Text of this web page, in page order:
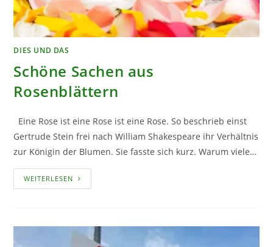
DIES UND DAS
Schöne Sachen aus
Rosenblättern
Eine Rose ist eine Rose ist eine Rose. So beschrieb einst
Gertrude Stein frei nach William Shakespeare ihr Verhältnis
zur Königin der Blumen. Sie fasste sich kurz. Warum viele…
WEITERLESEN SCHÖNE
SACHEN